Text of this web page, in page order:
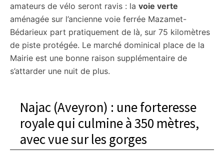
amateurs de vélo seront ravis : la voie verte
aménagée sur l’ancienne voie ferrée Mazamet-
Bédarieux part pratiquement de là, sur 75 kilomètres
de piste protégée. Le marché dominical place de la
Mairie est une bonne raison supplémentaire de
s’attarder une nuit de plus.
Najac (Aveyron) : une forteresse
royale qui culmine à 350 mètres,
avec vue sur les gorges